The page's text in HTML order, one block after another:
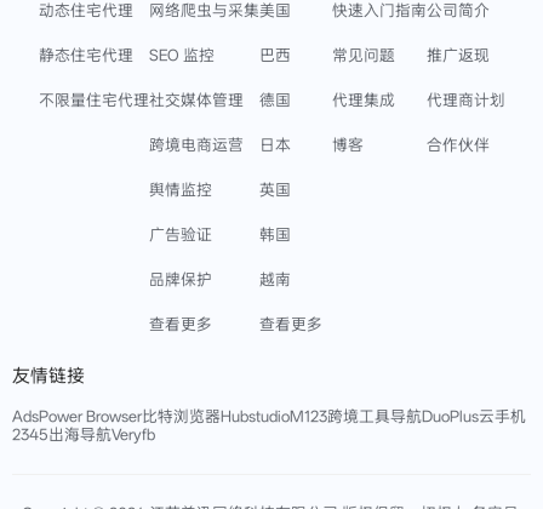
动态住宅代理
静态住宅代理
不限量住宅代理
网络爬虫与采集
SEO 监控
社交媒体管理
跨境电商运营
舆情监控
广告验证
品牌保护
查看更多
美国
巴西
德国
日本
英国
韩国
越南
查看更多
快速入门指南
常见问题
代理集成
博客
公司简介
推广返现
代理商计划
合作伙伴
友情链接
AdsPower Browser比特浏览器HubstudioM123跨境工具导航DuoPlus云手机
2345出海导航Veryfb